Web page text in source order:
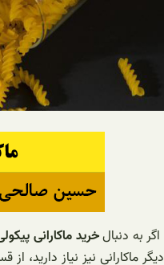
اگر به دنبالخرید ماکارانی
دیگر ماکارانی نیز نیاز